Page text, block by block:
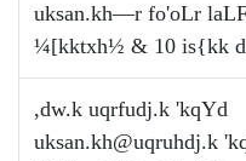
uksan.kh—r fo'oLr
¼[kktxh½ & 10 is{kk
,dw.k uqrfudj.k 'kqYd
uksan.kh@uqruhdj.k